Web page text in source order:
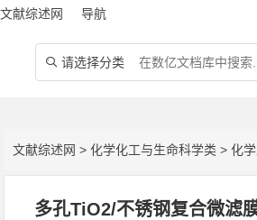
文献综述网 导航
 请选择分类
文献综述网 >化学化工与生命科学类 >化
多孔TiO2/不锈钢复合微滤